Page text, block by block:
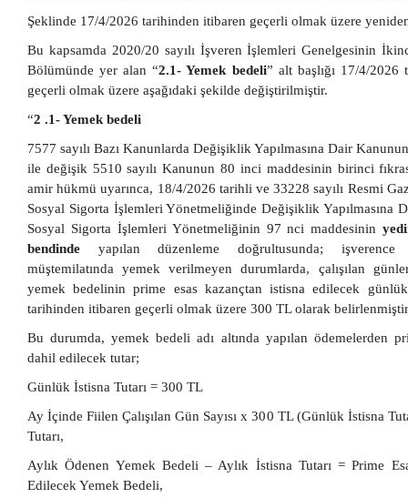
Şeklinde 17/4/2026 tarihinden itibaren geçerli olmak üzere
Bu kapsamda 2020/20 sayılı İşveren İşlemleri Genelgesinin
Bölümünde yer alan “2.1- Yemek bedeli” alt başlığı 17/4/2026
geçerli olmak üzere aşağıdaki şekilde değiştirilmiştir.
“2 .1- Yemek bedeli
7577 sayılı Bazı Kanunlarda Değişiklik Yapılmasına Dair
ile değişik 5510 sayılı Kanunun 80 inci maddesinin birinci
amir hükmü uyarınca, 18/4/2026 tarihli ve 33228 sayılı Resmi
Sosyal Sigorta İşlemleri Yönetmeliğinde Değişiklik Yapılmasına
Sosyal Sigorta İşlemleri Yönetmeliğinin 97 nci maddesinin
bendinde yapılan düzenleme doğrultusunda;
müştemilatında yemek verilmeyen durumlarda, çalışılan
yemek bedelinin prime esas kazançtan istisna edilecek
tarihinden itibaren geçerli olmak üzere 300 TL olarak
Bu durumda, yemek bedeli adı altında yapılan ödemelerden
dahil edilecek tutar;
Günlük İstisna Tutarı = 300 TL
Ay İçinde Fiilen Çalışılan Gün Sayısı x 300 TL (Günlük İstisna
Tutarı,
Aylık Ödenen Yemek Bedeli – Aylık İstisna Tutarı = Prime
Edilecek Yemek Bedeli,